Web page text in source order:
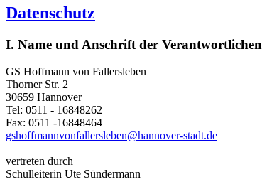
Datenschutz
I. Name und Anschrift der Verantwortlichen
GS Hoffmann von Fallersleben
Thorner Str. 2
30659 Hannover
Tel: 0511 - 16848262
Fax: 0511 -16848464
gshoffmannvonfallersleben@hannover-stadt.de
vertreten durch
Schulleiterin Ute Sündermann